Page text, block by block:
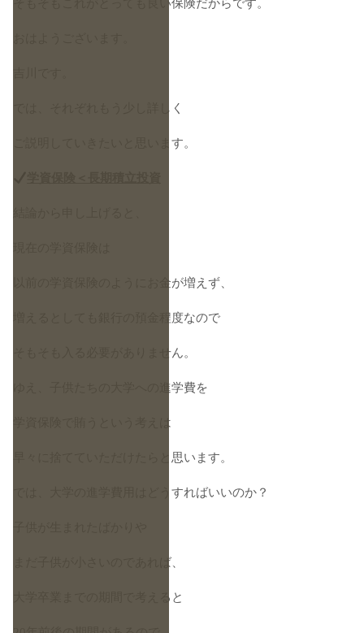
そもそもこれがとっても良い保険だからです。
では、それぞれもう少し詳しく
ご説明していきたいと思います。
以前の学資保険のようにお金が増えず、
増えるとしても銀行の預金程度なので
そもそも入る必要がありません。
ゆえ、子供たちの大学への進学費を
学資保険で賄うという考えは
早々に捨てていただけたらと思います。
では、大学の進学費用はどうすればいいのか？
まだ子供が小さいのであれば、
大学卒業までの期間で考えると